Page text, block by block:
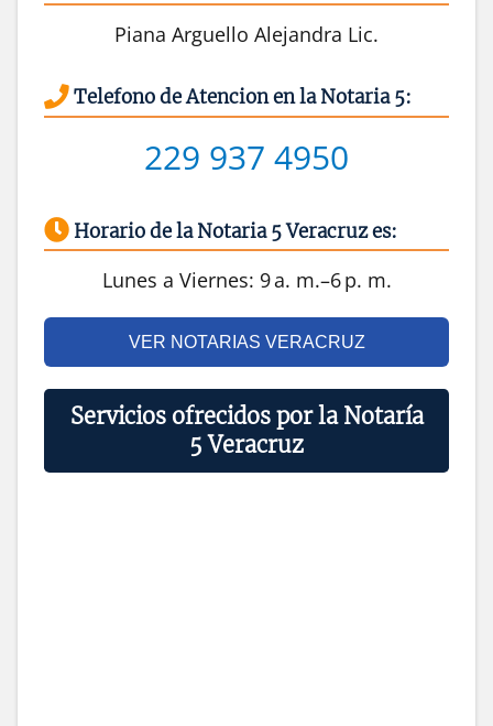
Piana Arguello Alejandra Lic.
Telefono de Atencion en la Notaria 5:
229 937 4950
Horario de la Notaria 5 Veracruz es:
Lunes a Viernes: 9 a. m.–6 p. m.
VER NOTARIAS VERACRUZ
Servicios ofrecidos por la Notaría
5 Veracruz